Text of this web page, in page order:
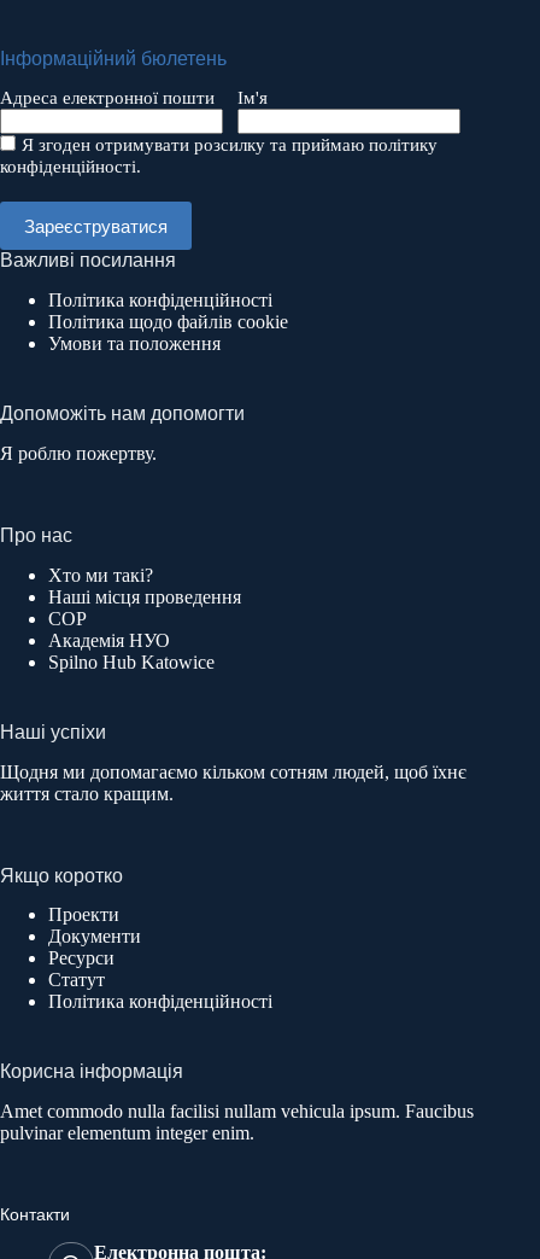
Інформаційний бюлетень
Адреса електронної пошти Ім'я
Я згоден отримувати розсилку та приймаю політику
конфіденційності.
Важливі посилання
Політика конфіденційності
Політика щодо файлів cookie
Умови та положення
Допоможіть нам допомогти
Я роблю пожертву.
Про нас
Хто ми такі?
Наші місця проведення
COP
Академія НУО
Spilno Hub Katowice
Наші успіхи
Щодня ми допомагаємо кільком сотням людей, щоб їхнє
життя стало кращим.
Якщо коротко
Проекти
Документи
Ресурси
Статут
Політика конфіденційності
Корисна інформація
Amet commodo nulla facilisi nullam vehicula ipsum. Faucibus
pulvinar elementum integer enim.
Контакти
Електронна пошта: